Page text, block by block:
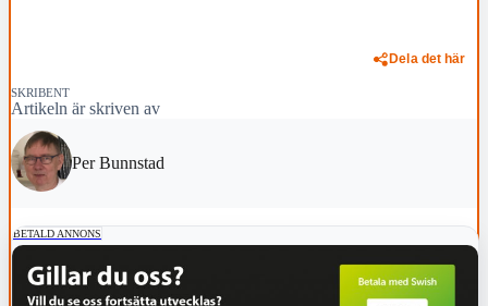
Dela det här
SKRIBENT
Artikeln är skriven av
Per Bunnstad
BETALD ANNONS